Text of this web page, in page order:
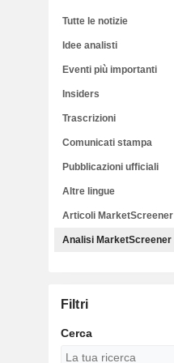
Tutte le notizie
Idee analisti
Eventi più importanti
Insiders
Trascrizioni
Comunicati stampa
Pubblicazioni ufficiali
Altre lingue
Articoli MarketScreener
Analisi MarketScreener
Filtri
Cerca